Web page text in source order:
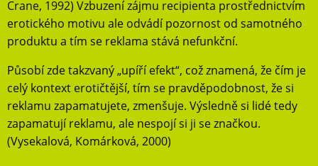
Crane, 1992) Vzbuzení zájmu recipienta prostřednictvím
erotického motivu ale odvádí pozornost od samotného
produktu a tím se reklama stává nefunkční.
Působí zde takzvaný „upíří efekt“, což znamená, že čím je
celý kontext erotičtější, tím se pravděpodobnost, že si
reklamu zapamatujete, zmenšuje. Výsledně si lidé tedy
zapamatují reklamu, ale nespojí si ji se značkou.
(Vysekalová, Komárková, 2000)